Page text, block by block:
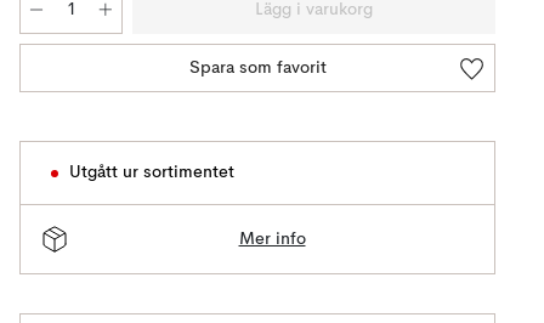
Lägg i varukorg
Spara som favorit
Utgått ur sortimentet
Mer info